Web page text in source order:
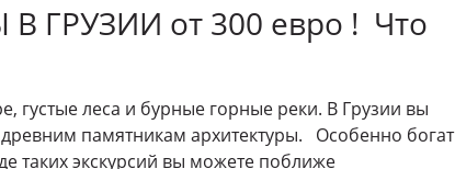
ГРУЗИИ от 300 евро ! Что
густые леса и бурные горные реки. В Грузии вы
памятникам архитектуры. Особенно богат
таких экскурсий вы можете поближе